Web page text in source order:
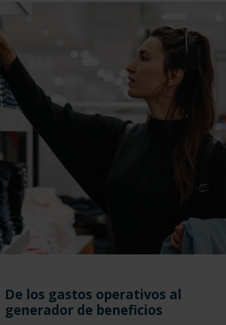
De los gastos operativos al
generador de beneficios